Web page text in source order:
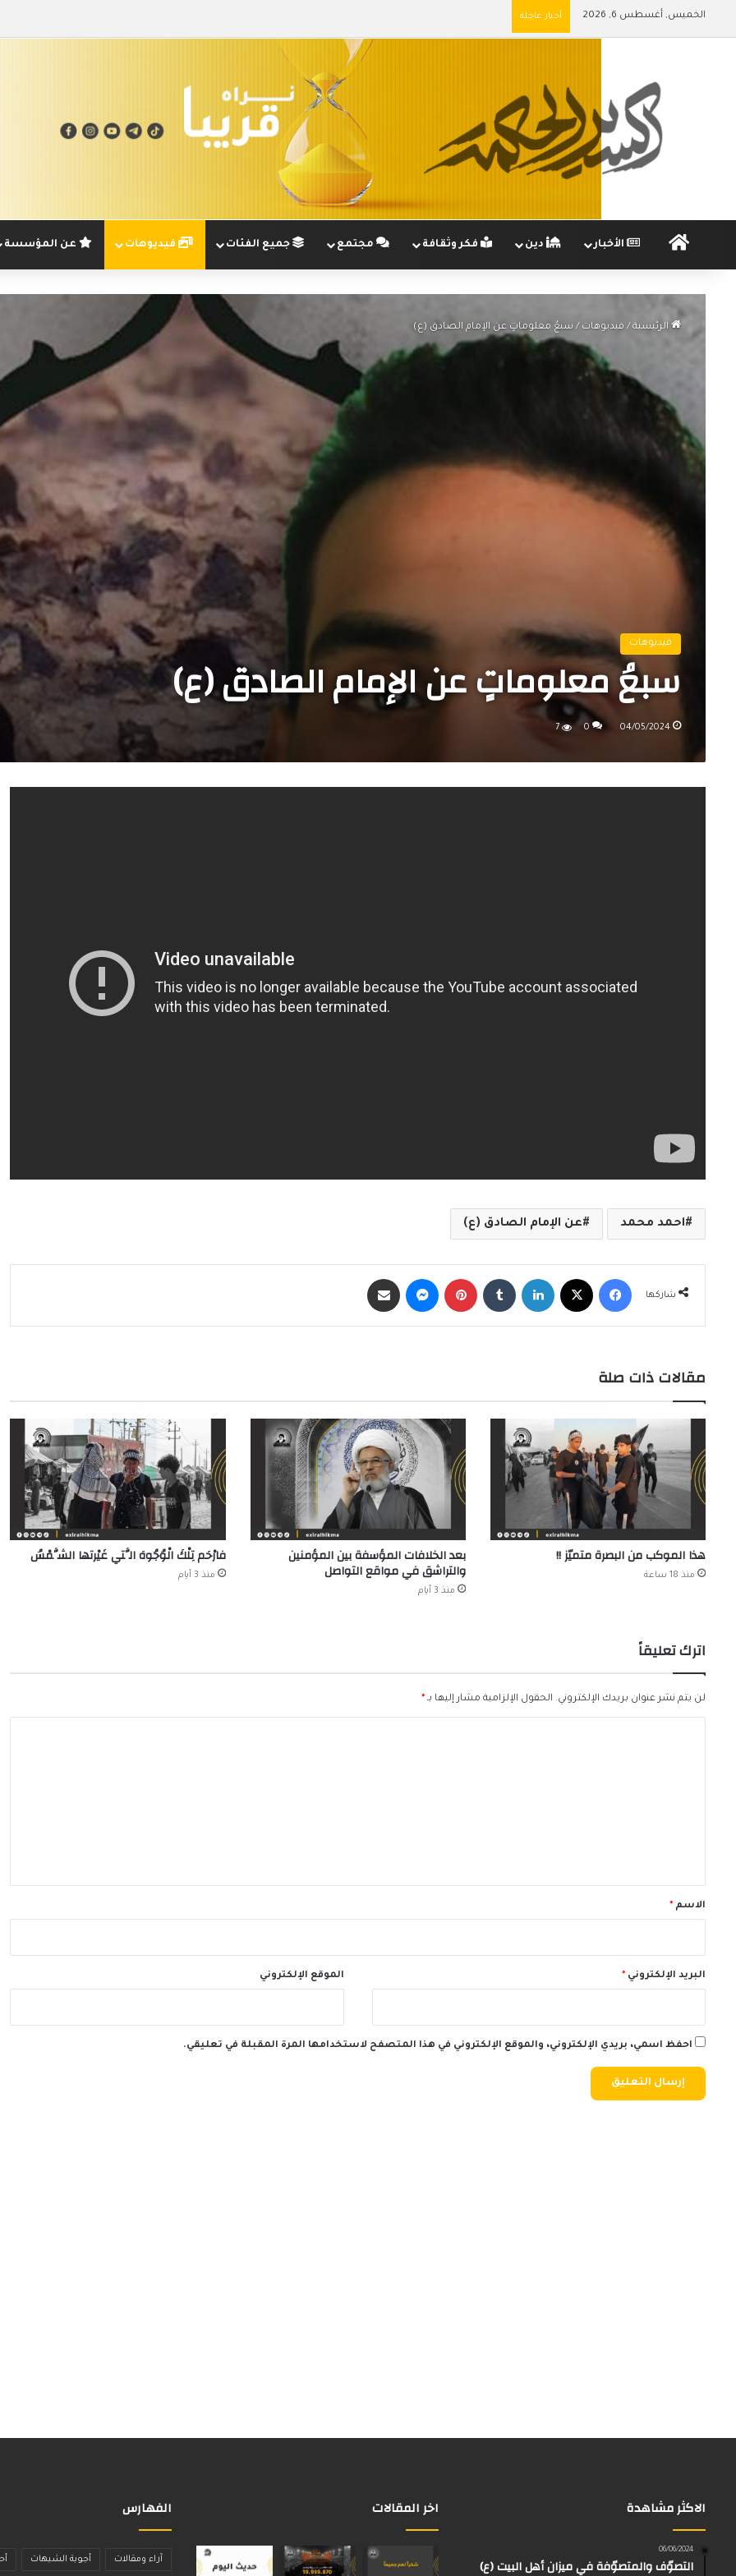
الخميس, أغسطس 6, 2026 أخبار عاجلة
الرئيسيةالأخبار دين فكر وثقافة مجتمع جميع الفئات فيديوهات عن المؤسسة
الرئيسية / فيديوهات / سبعُ معلوماتٍ عن الإمام الصادق (ع)
فيديوهات
سبعُ معلوماتٍ عن الإمام الصادق (ع)
04/05/2024
0
7
احمد محمد عن الإمام الصادق (ع)
شاركها
مقالات ذات صلة
هذا الموكب من البصرة متميّز !!
منذ 18 ساعة
بعد الخلافات المؤسفة بين المؤمنين
والتراشق في مواقع التواصل
منذ 3 أيام
فارْحَم تِلْكَ الْوُجُوهَ الَّتي غَيْرتها الشَّمْسُ
منذ 3 أيام
اترك تعليقاً
لن يتم نشر عنوان بريدك الإلكتروني. الحقول الإلزامية مشار إليها بـ *
*الاسم *
البريد الإلكتروني * الموقع الإلكتروني
احفظ اسمي، بريدي الإلكتروني، والموقع الإلكتروني في هذا المتصفح لاستخدامها المرة المقبلة في تعليقي.
الاكثر مشاهدة
06/06/2024
التصوّف والمتصوّفة في ميزان أهل البيت (ع)
اخر المقالات الفهارس
آراء ومقالات أجوبة الشبهات